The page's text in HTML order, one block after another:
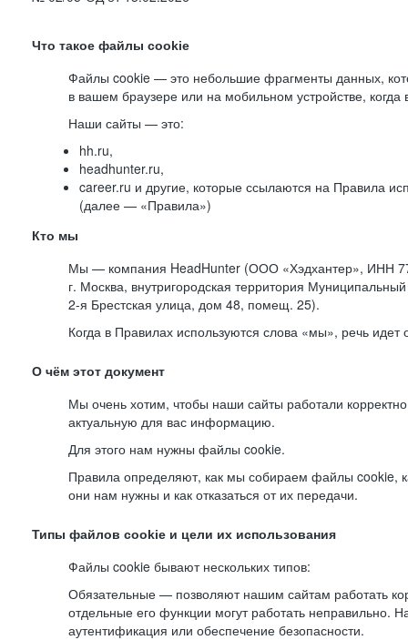
Что такое файлы cookie
Файлы cookie — это небольшие фрагменты данных,
в вашем браузере или на мобильном устройстве,
Наши сайты — это:
hh.ru,
headhunter.ru,
career.ru и другие, которые ссылаются на Правила
(далее — «Правила»)
Кто мы
Мы — компания HeadHunter (ООО «Хэдхантер», ИНН
г. Москва, внутригородская территория Муниципальный
2-я Брестская улица, дом 48, помещ. 25).
Когда в Правилах используются слова «мы», речь
О чём этот документ
Мы очень хотим, чтобы наши сайты работали
актуальную для вас информацию.
Для этого нам нужны файлы cookie.
Правила определяют, как мы собираем файлы cookie,
они нам нужны и как отказаться от их передачи.
Типы файлов cookie и цели их использования
Файлы cookie бывают нескольких типов:
Обязательные — позволяют нашим сайтам работать
отдельные его функции могут работать неправильно.
аутентификация или обеспечение безопасности.